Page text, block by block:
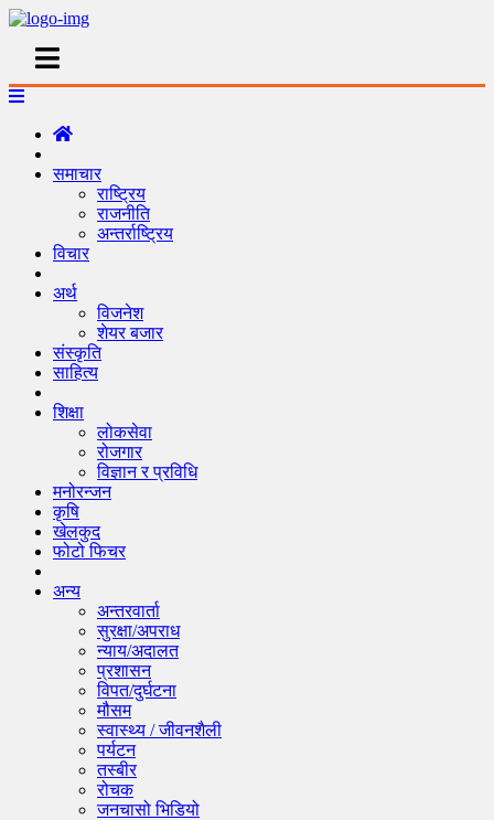
समाचार
राष्ट्रिय
राजनीति
अन्तर्राष्ट्रिय
विचार
अर्थ
विजनेश
शेयर बजार
संस्कृति
साहित्य
शिक्षा
लोकसेवा
रोजगार
विज्ञान र प्रविधि
मनोरन्जन
कृषि
खेलकुद
फोटो फिचर
अन्य
अन्तरवार्ता
सुरक्षा/अपराध
न्याय/अदालत
प्रशासन
विपत/दुर्घटना
मौसम
स्वास्थ्य / जीवनशैली
पर्यटन
तस्बीर
रोचक
जनचासो भिडियो